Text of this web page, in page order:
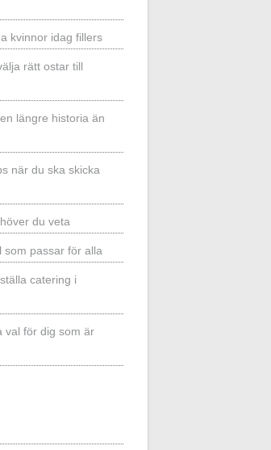
kvinnor idag fillers
rätt ostar till
längre historia än
när du ska skicka
du veta
som passar för alla
catering i
val för dig som är